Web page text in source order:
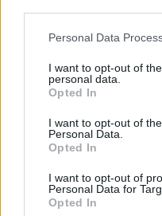
Please note that this
not limited to your visit or
grant or deny consent to
use your data for below
consent section.
Personal Data
I want to opt-out of
personal data.
Opted In
I want to opt-out of
Personal Data.
Opted In
I want to opt-out of
Personal Data for
Opted In
Inviaci
Su
Ricevi